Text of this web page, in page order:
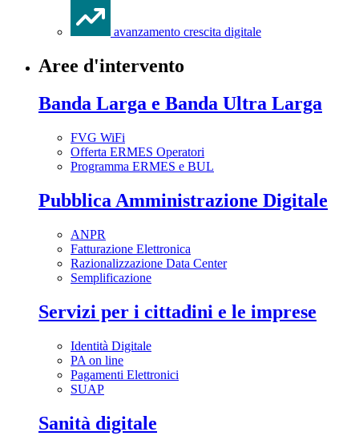
avanzamento crescita digitale
Aree d'intervento
Banda Larga e Banda Ultra Larga
FVG WiFi
Offerta ERMES Operatori
Programma ERMES e BUL
Pubblica Amministrazione Digitale
ANPR
Fatturazione Elettronica
Razionalizzazione Data Center
Semplificazione
Servizi per i cittadini e le imprese
Identità Digitale
PA on line
Pagamenti Elettronici
SUAP
Sanità digitale